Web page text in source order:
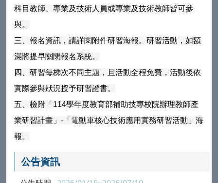
科目教師、專業及技術人員或專業及技術教師皆可參
與。
三、報名資訊，請詳閱附件研習海報。研習活動，如額
滿將提早關閉報名系統。
四、研習每梯次不同主題，且活動全程免費，活動後依
實際參與狀況授予研習證書。
五、檢附「114學年度教育部補助技專校院辦理教師產
業研習計畫」-「電動車核心技術應用實務研習活動」海
報。
公告資訊